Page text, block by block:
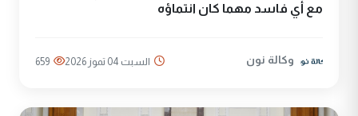
مع أي فاسد مهما كان انتماؤه
وكالة نون السبت 04 تموز 2026 659